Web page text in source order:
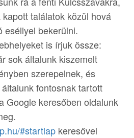
találatok közül hová
eséllyel bekerülni.
is írjuk össze:
sok általunk kiszemelt
szerepelnek, és
fontosnak tartott
Google keresőben oldalunk
#startlap keresővel